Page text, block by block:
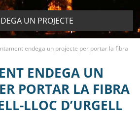
UN PROJECTE
ÒPTICA A BELL-
endega un projecte per portar la fibra
ENDEGA UN
PORTAR LA FIBRA
LLOC D’URGELL